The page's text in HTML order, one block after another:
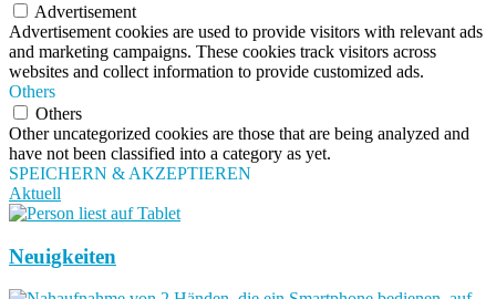
Advertisement
Advertisement cookies are used to provide visitors with relevant ads
and marketing campaigns. These cookies track visitors across
websites and collect information to provide customized ads.
Others
Others
Other uncategorized cookies are those that are being analyzed and
have not been classified into a category as yet.
SPEICHERN & AKZEPTIEREN
Aktuell
Neuigkeiten